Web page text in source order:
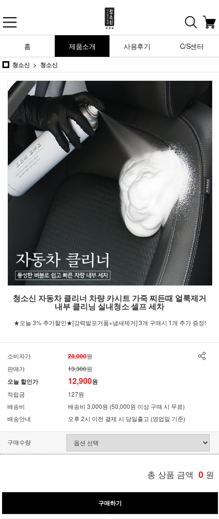
홈 제품소개 사용후기 C/S센터
청소신 청소신
청소신 자동차 클리너 차량 카시트 가죽 찌든때 얼룩제거
내부 클리닝 실내청소 셀프 세차
★오늘 3% 추가할인★[강력발포거품+냄새제거] 3개 구매시 1개 추가 증정!
소비자가 28,000원
판매가
13,300원
오늘 할인가 12,900원
적립금
127원
배송비
배송비 3,000원 (50,000원 이상 구매 시 무료)
배송안내
오후 2시 이전 결제 시 당일출고 (영업일 기준)
구매수량
총 상품 금액 0 원
구매하기